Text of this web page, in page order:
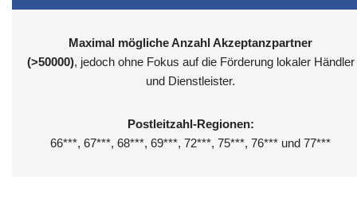
Maximal mögliche Anzahl Akzeptanzpartner
(>50000), jedoch ohne Fokus auf die Förderung lokaler Händler
und Dienstleister.
Postleitzahl-Regionen:
66***, 67***, 68***, 69***, 72***, 75***, 76*** und 77***